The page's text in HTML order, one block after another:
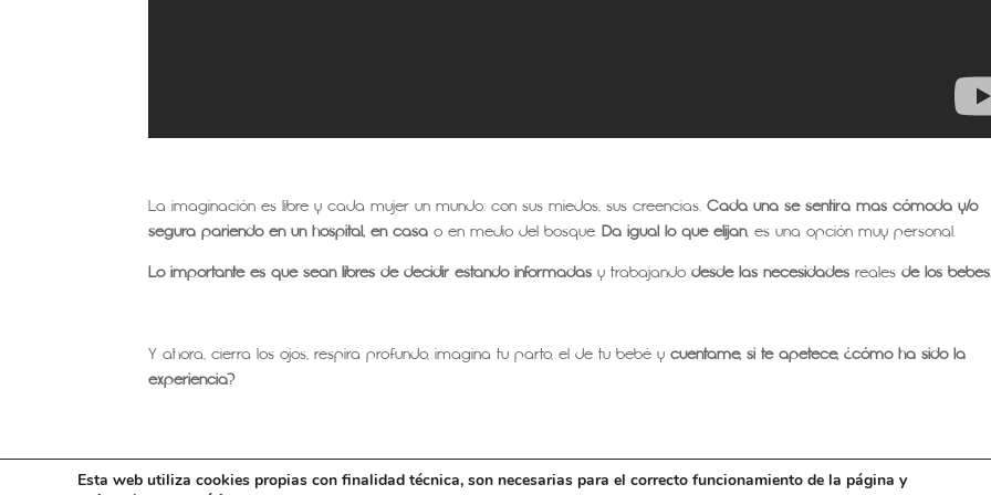
La imaginación es libre y cada mujer un mundo: con sus miedos, sus creencias.Cada una se sentirá más cómoda y/o
segura pariendo en un hospital, en casa o en medio del bosque.Da igual lo que elijan, es una opción muy personal.
Lo importante es que sean libres de decidir estando informadas y trabajandodesde las necesidades realesde los
Y ahora, cierra los ojos, respira profundo, imagina tu parto, el de tu bebé ycuéntame, si te apetece, ¿cómo ha sido la
experiencia?
Esta web utiliza cookies propias con finalidad técnica, son necesarias para el correcto funcionamiento de la página y